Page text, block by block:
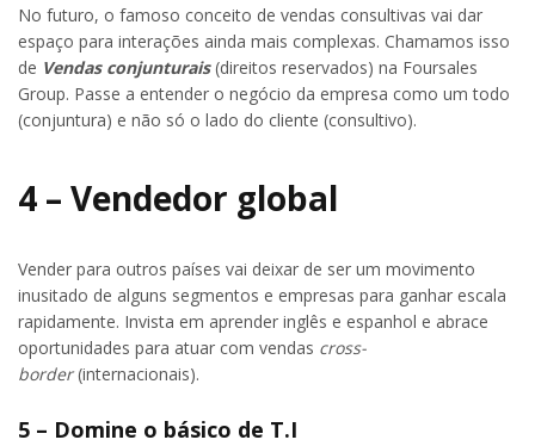
No futuro, o famoso conceito de vendas consultivas vai dar
espaço para interações ainda mais complexas. Chamamos isso
de Vendas conjunturais(direitos reservados) na Foursales
Group. Passe a entender o negócio da empresa como um todo
(conjuntura) e não só o lado do cliente (consultivo).
4 – Vendedor global
Vender para outros países vai deixar de ser um movimento
inusitado de alguns segmentos e empresas para ganhar escala
rapidamente. Invista em aprender inglês e espanhol e abrace
oportunidades para atuar com vendas cross-
border(internacionais).
5 – Domine o básico de T.I